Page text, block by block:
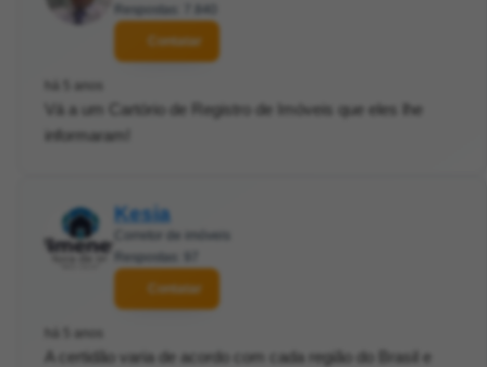
Respostas: 7.840
Contatar
há 5 anos
Vá a um Cartório de Registro de Imóveis que eles lhe
informaram!
Kesia
Corretor de imóveis
Respostas: 97
Contatar
há 5 anos
A certidão varia de acordo com cada região do Brasil e